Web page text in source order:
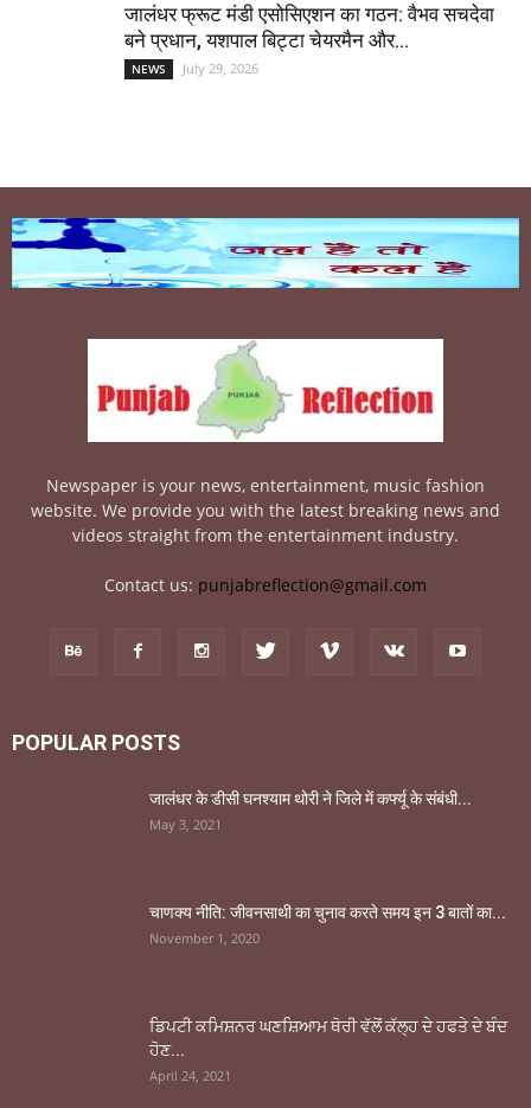
जालंधर फ्रूट मंडी एसोसिएशन का गठन: वैभव सचदेवा
बने प्रधान, यशपाल बिट्टा चेयरमैन और...
NEWS July 29, 2026
Newspaper is your news, entertainment, music fashion
website. We provide you with the latest breaking news and
videos straight from the entertainment industry.
Contact us: punjabreflection@gmail.com
POPULAR POSTS
जालंधर के डीसी घनश्याम थोरी ने जिले में कर्फ्यू के संबंधी...
May 3, 2021
चाणक्य नीति: जीवनसाथी का चुनाव करते समय इन 3 बातों का...
November 1, 2020
ਡਿਪਟੀ ਕਮਿਸ਼ਨਰ ਘਣਸ਼ਿਆਮ ਥੋਰੀ ਵੱਲੋਂ ਕੱਲ੍ਹ ਦੇ ਹਫਤੇ ਦੇ ਬੰਦ
ਹੋਣ...
April 24, 2021